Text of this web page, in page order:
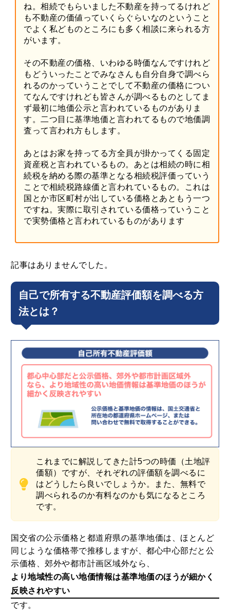
ね。相続でもらいました不動産を持ってるけれど
も不動産の価値っていくらぐらいなのということ
でよく私どものところにも多く相談に来られる方
がいます。
その不動産の価格、いわゆる時価なんですけれど
もどういったことでみなさんも自分自身で調べら
れるのかっていうことでして不動産の価格につい
てなんですけれども皆さんが調べるものとしてま
ず最初に地価公示と言われているものがありま
す。二つ目に基準地価と言われてるもので地価調
査って言われ方もします。
あとはお家を持ってる方全員が掛かってくる固定
資産税と言われているもの。あとは相続の時に相
続税を納める際の基準となる相続税評価っていう
ことで相続税路線価と言われているもの。これは
国とか市区町村が出している価格とあともう一つ
ですね。実際に取引されている価格っていうこと
で実勢価格と言われているものがあります
記事はありませんでした。
自己で所有する不動産評価額を調べる方
法とは？
これまでに解説してきた計5つの時価（土地評
価額）ですが、それぞれの評価額を調べるに
はどうしたら良いでしょうか。また、無料で
調べられるのか有料なのかも気になるところ
です。
国交省の公示価格と都道府県の基準地価は、ほとんど
同じような価格帯で推移しますが、都心中心部だと公
示価格、郊外や都市計画区域外なら、
より地域性の高い地価情報は基準地価のほうが細かく
反映されやすい
です。